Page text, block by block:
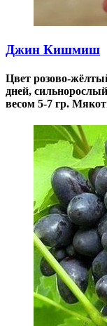
Джин Кишмиш
Цвет розово-
дней,
весом 5-7 гр.